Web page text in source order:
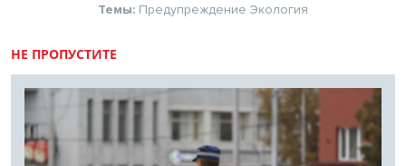
Темы: Предупреждение Экология
НЕ ПРОПУСТИТЕ